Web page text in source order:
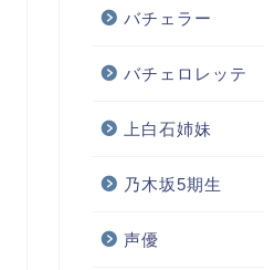
バチェラー
バチェロレッテ
上白石姉妹
乃木坂5期生
声優